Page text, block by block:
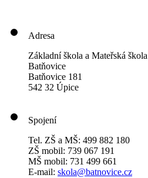
Adresa
Základní škola a Mateřská škola
Batňovice
Batňovice 181
542 32 Úpice
Spojení
Tel. ZŠ a MŠ: 499 882 180
ZŠ mobil: 739 067 191
MŠ mobil: 731 499 661
E-mail: skola@batnovice.cz